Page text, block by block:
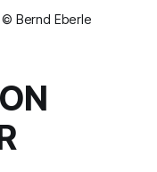
Bernd Eberle